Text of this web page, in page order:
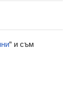
“ и съм